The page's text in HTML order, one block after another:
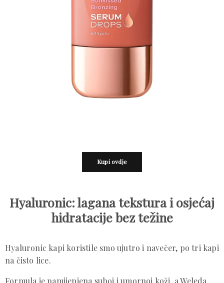
Kupi ovdje
Hyaluronic: lagana tekstura i osjećaj
hidratacije bez težine
Hyaluronic kapi koristile smo ujutro i navečer, po tri kapi
na čisto lice.
Formula je namijenjena suhoj i umornoj koži, a Weleda